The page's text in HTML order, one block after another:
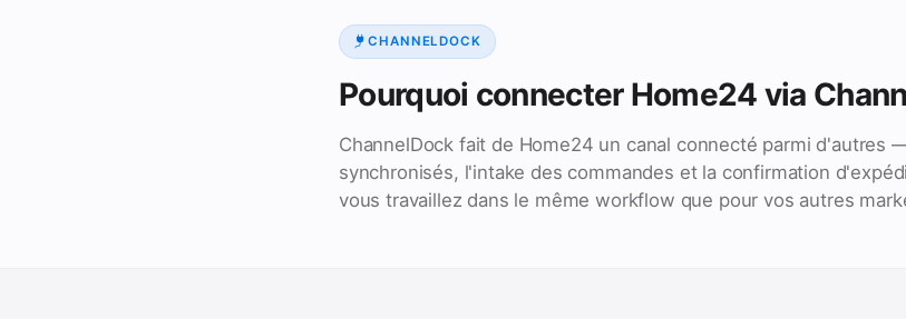
CHANNELDOCK
Pourquoi connecter Home24 via
ChannelDock fait de Home24 un canal connecté parmi d'autres
synchronisés, l'intake des commandes et la confirmation
vous travaillez dans le même workflow que pour vos autres